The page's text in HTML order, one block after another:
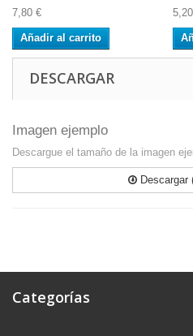
7,80 €
Añadir al carrito
DESCARGAR
Imagen ejemplo
Descargue el tamaño de la imagen
Descargar
Categorías